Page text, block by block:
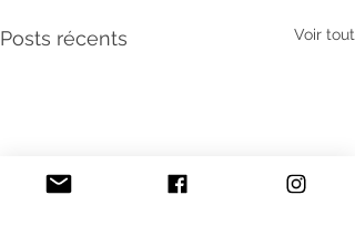
Posts récents Voir tout